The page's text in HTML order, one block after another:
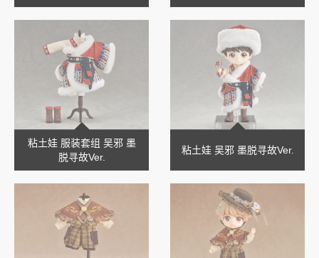
粘土娃 服装套组 吴邪 墨
脱寻故Ver.
粘土娃 吴邪 墨脱寻故Ver.